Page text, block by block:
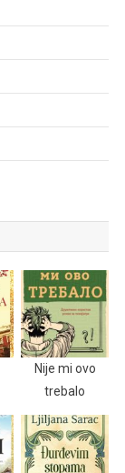
Nije mi ovo
trebalo